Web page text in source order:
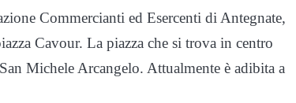
Commercianti ed Esercenti di Antegnate,
Cavour. La piazza che si trova in centro
Michele Arcangelo. Attualmente è adibita a